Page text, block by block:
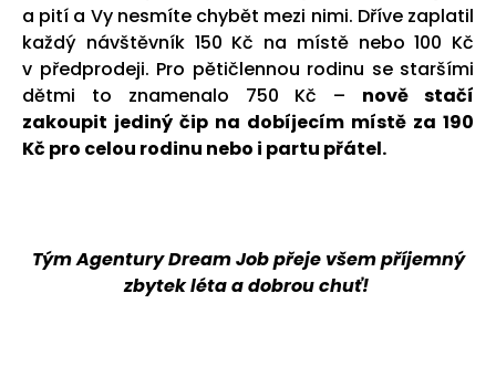
a pití a Vy nesmíte chybět mezi nimi. Dříve zaplatil
každý návštěvník 150 Kč na místě nebo 100 Kč
v předprodeji. Pro pětičlennou rodinu se staršími
dětmi to znamenalo 750 Kč – nově stačí
zakoupit jediný čip na dobíjecím místě za 190
Kč pro celou rodinu nebo i partu přátel.
Tým Agentury Dream Job přeje všem příjemný
zbytek léta a dobrou chuť!